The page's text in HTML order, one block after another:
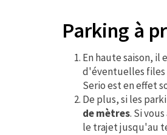
Parking à
En haute saison,
d'éventuelles files
Serio est en effet
De plus, si les
de mètres. Si
le trajet jusqu'au